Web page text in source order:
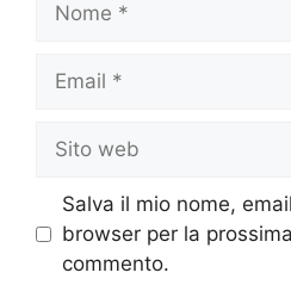
web
Salva il mio nome,
browser per la
commento.